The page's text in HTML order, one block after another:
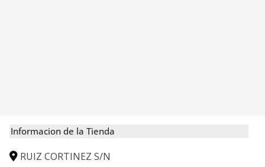
Informacion de la Tienda
RUIZ CORTINEZ S/N